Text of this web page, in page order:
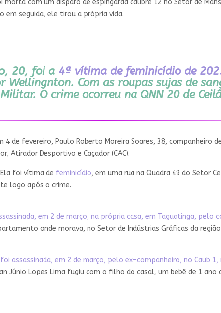
morta com um disparo de espingarda calibre 12 no Setor de
em seguida, ele tirou a própria vida.
20, foi a 4ª vítima de feminicídio de
Com as roupas sujas de
O crime ocorreu na QNN 20 de
4 de fevereiro, Paulo Roberto Moreira Soares, 38, companheiro
Atirador Desportivo e Caçador (CAC).
Ela foi vítima de feminicídio, em uma rua na Quadra 49 do Setor
logo após o crime.
em 2 de março, na própria casa, em Taguatinga, pelo
onde morava, no Setor de Indústrias Gráficas da
foi assassinada, em 2 de março, pelo ex-companheiro, no Caub 1,
Júnio Lopes Lima fugiu com o filho do casal, um bebê de 1